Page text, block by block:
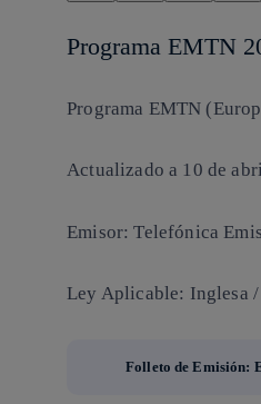
Programa EMTN
Programa EMTN
Actualizado a 10 de
Emisor: Telefónica
Ley Aplicable: Inglesa /
Folleto de Emisión: